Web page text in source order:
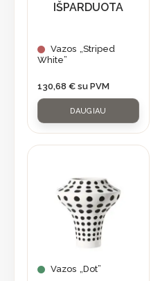
IŠPARDUOTA
Vazos „Striped
White”
130,68 € su PVM
DAUGIAU
Vazos „Dot”